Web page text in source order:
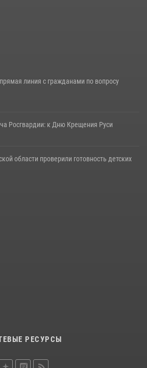
линия с гражданами по вопросу
Росгвардии: к Дню Крещения Руси
области проверили готовность детских
РЕСУРСЫ